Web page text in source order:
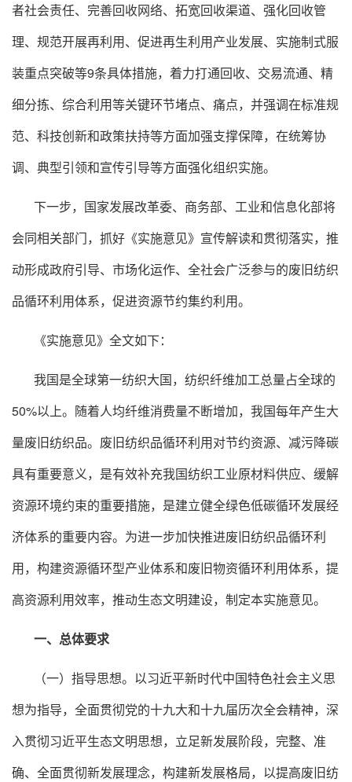
者社会责任、完善回收网络、拓宽回收渠道、强化回收管
理、规范开展再利用、促进再生利用产业发展、实施制式服
装重点突破等9条具体措施，着力打通回收、交易流通、精
细分拣、综合利用等关键环节堵点、痛点，并强调在标准规
范、科技创新和政策扶持等方面加强支撑保障，在统筹协
调、典型引领和宣传引导等方面强化组织实施。
下一步，国家发展改革委、商务部、工业和信息化部将
会同相关部门，抓好《实施意见》宣传解读和贯彻落实，推
动形成政府引导、市场化运作、全社会广泛参与的废旧纺织
品循环利用体系，促进资源节约集约利用。
《实施意见》全文如下：
我国是全球第一纺织大国，纺织纤维加工总量占全球的
50%以上。随着人均纤维消费量不断增加，我国每年产生大
量废旧纺织品。废旧纺织品循环利用对节约资源、减污降碳
具有重要意义，是有效补充我国纺织工业原材料供应、缓解
资源环境约束的重要措施，是建立健全绿色低碳循环发展经
济体系的重要内容。为进一步加快推进废旧纺织品循环利
用，构建资源循环型产业体系和废旧物资循环利用体系，提
高资源利用效率，推动生态文明建设，制定本实施意见。
一、总体要求
（一）指导思想。以习近平新时代中国特色社会主义思
想为指导，全面贯彻党的十九大和十九届历次全会精神，深
入贯彻习近平生态文明思想，立足新发展阶段，完整、准
确、全面贯彻新发展理念，构建新发展格局，以提高废旧纺